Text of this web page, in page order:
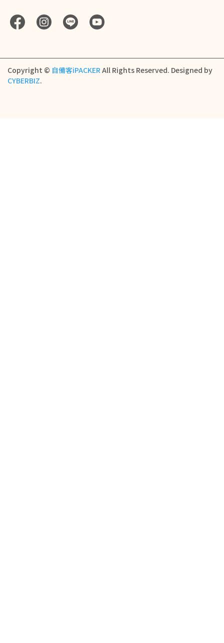
Copyright © 自備客iPACKER All Rights Reserved. Designed by
CYBERBIZ.